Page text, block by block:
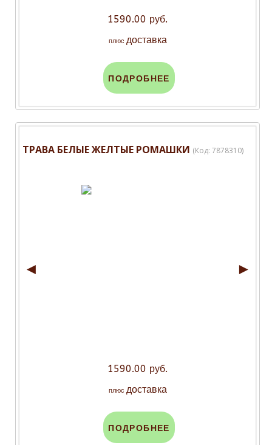
1590.00 руб.
плюс доставка
ПОДРОБНЕЕ
ТРАВА БЕЛЫЕ ЖЕЛТЫЕ РОМАШКИ (Код: 7878310)
◄ ►
1590.00 руб.
плюс доставка
ПОДРОБНЕЕ